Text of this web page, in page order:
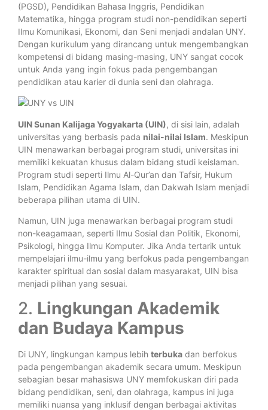
(PGSD), Pendidikan Bahasa Inggris, Pendidikan
Matematika, hingga program studi non-pendidikan seperti
Ilmu Komunikasi, Ekonomi, dan Seni menjadi andalan UNY.
Dengan kurikulum yang dirancang untuk mengembangkan
kompetensi di bidang masing-masing, UNY sangat cocok
untuk Anda yang ingin fokus pada pengembangan
pendidikan atau karier di dunia seni dan olahraga.
UIN Sunan Kalijaga Yogyakarta (UIN), di sisi lain, adalah
universitas yang berbasis pada nilai-nilai Islam. Meskipun
UIN menawarkan berbagai program studi, universitas ini
memiliki kekuatan khusus dalam bidang studi keislaman.
Program studi seperti Ilmu Al-Qur’an dan Tafsir, Hukum
Islam, Pendidikan Agama Islam, dan Dakwah Islam menjadi
beberapa pilihan utama di UIN.
Namun, UIN juga menawarkan berbagai program studi
non-keagamaan, seperti Ilmu Sosial dan Politik, Ekonomi,
Psikologi, hingga Ilmu Komputer. Jika Anda tertarik untuk
mempelajari ilmu-ilmu yang berfokus pada pengembangan
karakter spiritual dan sosial dalam masyarakat, UIN bisa
menjadi pilihan yang sesuai.
2. Lingkungan Akademik
dan Budaya Kampus
Di UNY, lingkungan kampus lebih terbuka dan berfokus
pada pengembangan akademik secara umum. Meskipun
sebagian besar mahasiswa UNY memfokuskan diri pada
bidang pendidikan, seni, dan olahraga, kampus ini juga
memiliki nuansa yang inklusif dengan berbagai aktivitas